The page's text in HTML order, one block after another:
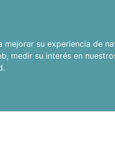
su experiencia de
, medir su interés en
.